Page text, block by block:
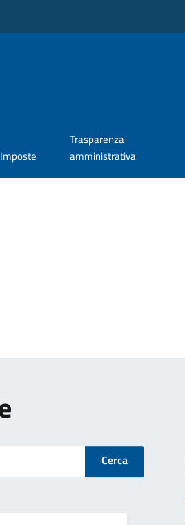
Imposte
Trasparenza
amministrativa
Cerca